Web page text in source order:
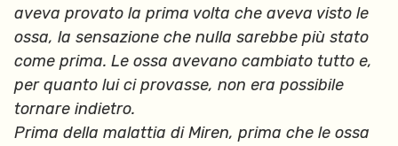
aveva provato la prima volta che aveva visto le
ossa, la sensazione che nulla sarebbe più stato
come prima. Le ossa avevano cambiato tutto e,
per quanto lui ci provasse, non era possibile
tornare indietro.
Prima della malattia di Miren, prima che le ossa